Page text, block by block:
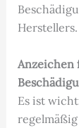
Herstellers.
Anzeichen
Es ist